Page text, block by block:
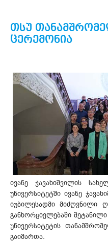
თსუ
ცერემონია
ივანე ჯავახიშვილის
უნივერსიტეტში ივანე
იუბილესადმი მიძღვნილი
განხორციელებაში
უნივერსიტეტის
გაიმართა.